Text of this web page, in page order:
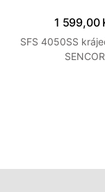
1 599,00
SFS 4050SS
SENCOR